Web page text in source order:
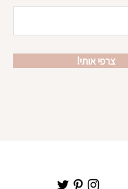
!צרפי אותי